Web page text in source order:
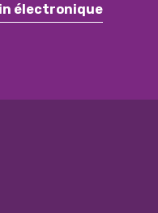
électronique